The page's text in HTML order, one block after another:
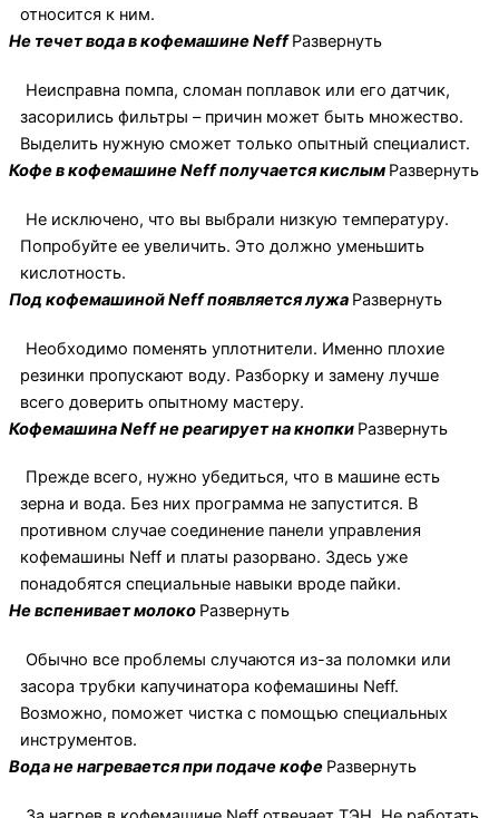
относится к ним.
Не течет вода в кофемашине NeffРазвернуть
Неисправна помпа, сломан поплавок или его датчик,
засорились фильтры – причин может быть множество.
Выделить нужную сможет только опытный специалист.
Кофе в кофемашине Neff получается кислым Развернуть
Не исключено, что вы выбрали низкую температуру.
Попробуйте ее увеличить. Это должно уменьшить
кислотность.
Под кофемашиной Neff появляется лужа Развернуть
Необходимо поменять уплотнители. Именно плохие
резинки пропускают воду. Разборку и замену лучше
всего доверить опытному мастеру.
Кофемашина Neff не реагирует на кнопки Развернуть
Прежде всего, нужно убедиться, что в машине есть
зерна и вода. Без них программа не запустится. В
противном случае соединение панели управления
кофемашины Neff и платы разорвано. Здесь уже
понадобятся специальные навыки вроде пайки.
Не вспенивает молоко Развернуть
Обычно все проблемы случаются из-за поломки или
засора трубки капучинатора кофемашины Neff.
Возможно, поможет чистка с помощью специальных
инструментов.
Вода не нагревается при подаче кофе Развернуть